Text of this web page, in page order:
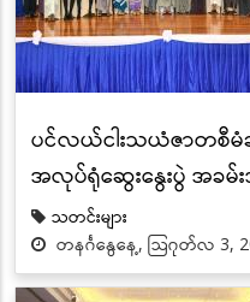
ပင်လယ်ငါးသယံဇာတစီမံ
အလုပ်ရုံဆွေးနွေးပွဲ အခမ်းအ
သတင်းများ
တနင်္ဂနွေနေ့, သြဂုတ်လ 3,